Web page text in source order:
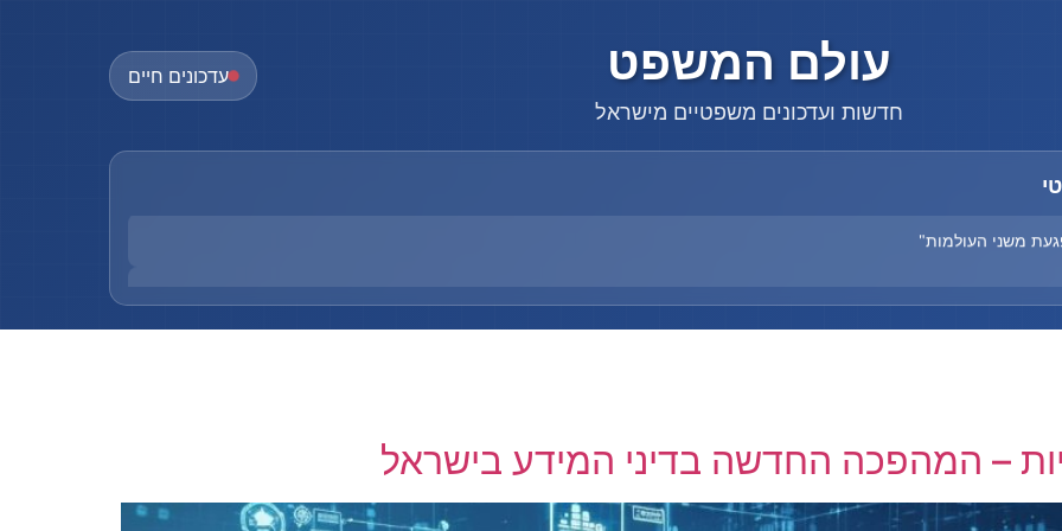
עולם המשפט
חדשות ועדכונים משפטיים מישראל
עדכונים חיים